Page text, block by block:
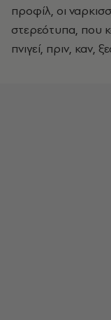
προφίλ, οι
στερεότυπα, που
πνιγεί, πριν, καν,